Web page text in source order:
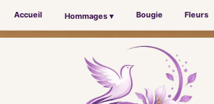
Accueil Hommages ▾ Bougie Fleurs